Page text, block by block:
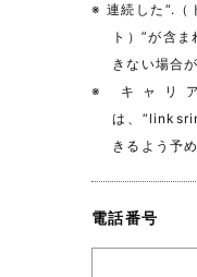
※ 連続した“.（
ト）”が含
きない場合
※ キャリ
は、
きるよう予
電話番号